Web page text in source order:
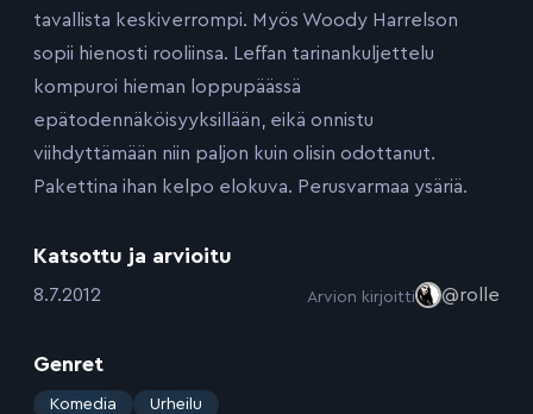
tavallista keskiverrompi. Myös Woody Harrelson
sopii hienosti rooliinsa. Leffan tarinankuljettelu
kompuroi hieman loppupäässä
epätodennäköisyyksillään, eikä onnistu
viihdyttämään niin paljon kuin olisin odottanut.
Pakettina ihan kelpo elokuva. Perusvarmaa ysäriä.
Katsottu ja arvioitu
:8.7.2012 Arvion kirjoitti @rolle
Genret
: Komedia Urheilu